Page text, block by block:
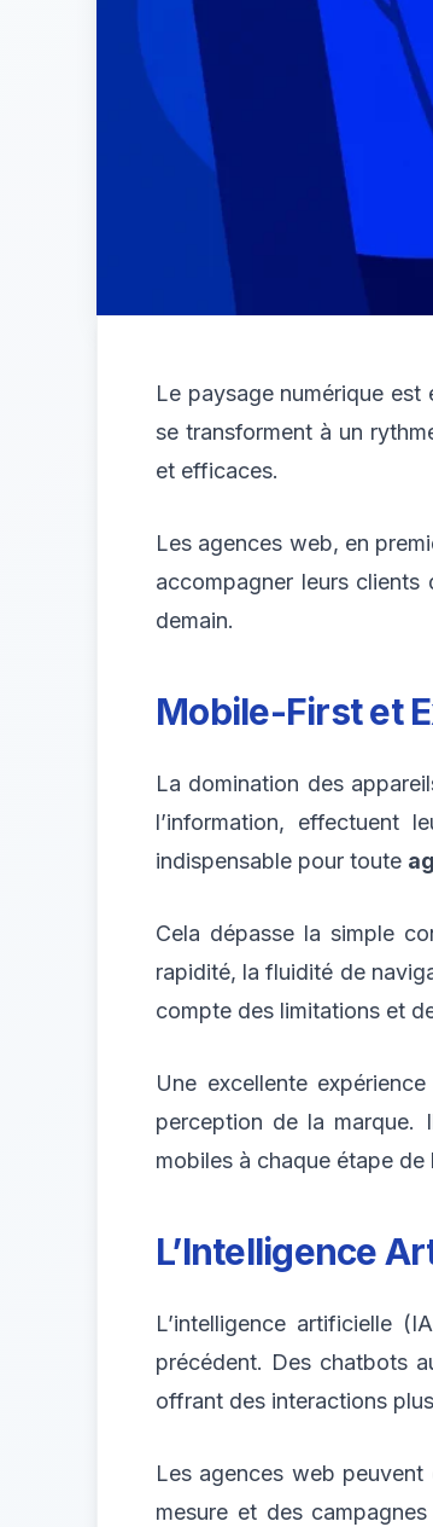
Le paysage numérique
se transforment à un
et efficaces.
Les agences web, en
accompagner leurs clients
demain.
Mobile-First et
La domination des
l’information, effectuent
indispensable pour toute
Cela dépasse la simple
rapidité, la fluidité de
compte des limitations et
Une excellente
perception de la marque.
mobiles à chaque étape de
L’Intelligence
L’intelligence artificielle
précédent. Des chatbots
offrant des interactions
Les agences web peuvent
mesure et des